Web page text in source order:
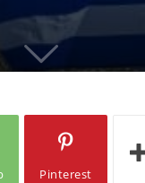
Pinterest